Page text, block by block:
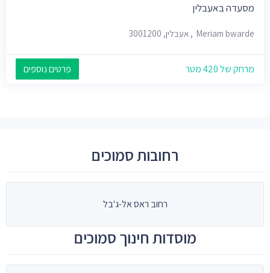
מסעדה באעבלין
Meriam bwarde, אעבלין, 3001200
מרחק של 420 מטר פרטים נוספים
רחובות סמוכים
רחוב ראס אל-ג'בל
מוסדות חינוך סמוכים